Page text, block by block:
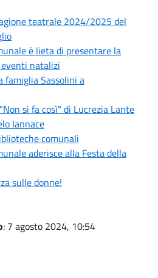
teatrale 2024/2025 del
è lieta di presentare la
natalizi
famiglia Sassolini a
si fa così" di Lucrezia Lante
Iannace
comunali
aderisce alla Festa della
sulle donne!
: 7 agosto 2024, 10:54